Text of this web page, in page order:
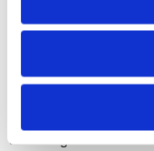
det i tillegg frivillig
kull 3 var dette
og medforfattere vil
statistiske analyser
av ferdighetene